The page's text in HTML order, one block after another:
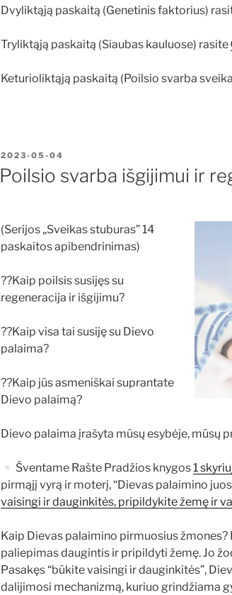
Dvyliktąją paskaitą (Genetinis faktorius)
Tryliktąją paskaitą (Siaubas kauluose) rasite
Keturioliktąją paskaitą (Poilsio svarba
PASKELBTA
2023-05-04
Poilsio svarba išgijimui ir
(Serijos „Sveikas stuburas” 14
paskaitos apibendrinimas)
??Kaip poilsis susijęs su
regeneracija ir išgijimu?
??Kaip visa tai susiję su Dievo
palaima?
??Kaip jūs asmeniškai suprantate
Dievo palaimą?
Dievo palaima įrašyta mūsų esybėje, mūsų
Šventame Rašte Pradžios knygos1
pirmąjį vyrą ir moterį, “Dievas palaimino
vaisingi ir dauginkitės, pripildykite žemę ir
Kaip Dievas palaimino pirmuosius
paliepimas daugintis ir pripildyti žemę. Jo
Pasakęs “būkite vaisingi ir dauginkitės”,
dalijimosi mechanizmą, kuriuo grindžiama